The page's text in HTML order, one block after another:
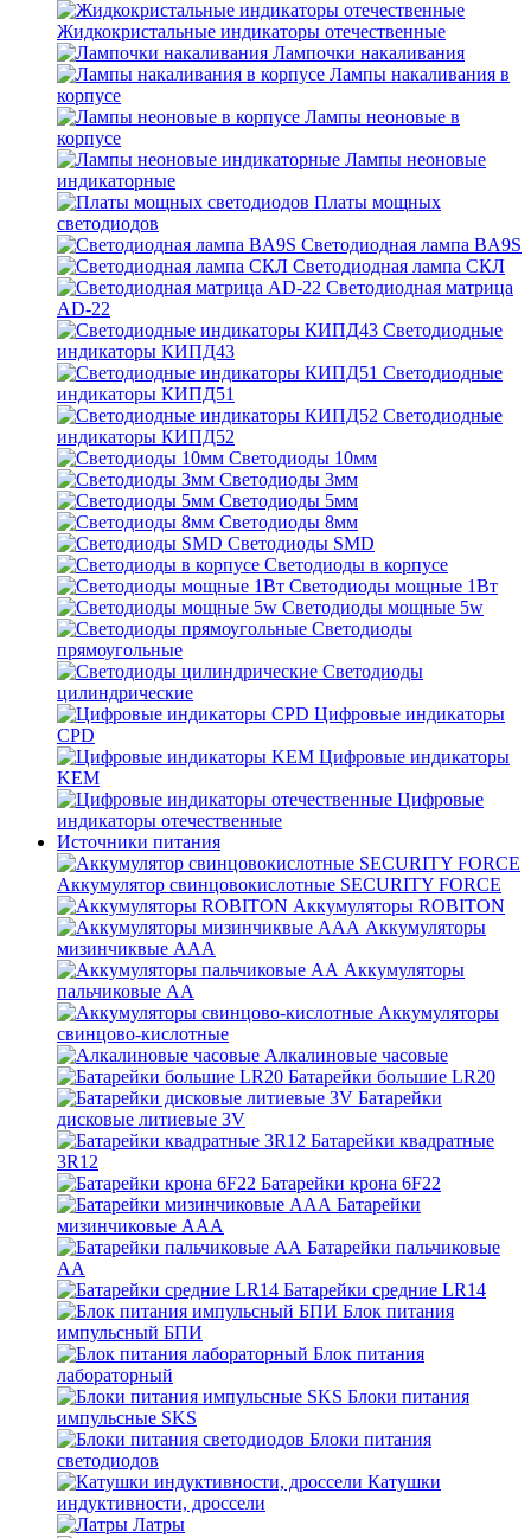
Жидкокристальные индикаторы отечественные
Лампочки накаливания
Лампы накаливания в
корпусе
Лампы неоновые в
корпусе
Лампы неоновые
индикаторные
Платы мощных
светодиодов
Светодиодная лампа BA9S
Светодиодная лампа СКЛ
Светодиодная матрица
AD-22
Светодиодные
индикаторы КИПД43
Светодиодные
индикаторы КИПД51
Светодиодные
индикаторы КИПД52
Светодиоды 10мм
Светодиоды 3мм
Светодиоды 5мм
Светодиоды 8мм
Светодиоды SMD
Светодиоды в корпусе
Светодиоды мощные 1Вт
Светодиоды мощные 5w
Светодиоды
прямоугольные
Светодиоды
цилиндрические
Цифровые индикаторы
CPD
Цифровые индикаторы
KEM
Цифровые
индикаторы отечественные
Источники питания
Аккумулятор свинцовокислотные SECURITY FORCE
Аккумуляторы ROBITON
Аккумуляторы
мизинчиквые ААА
Аккумуляторы
пальчиковые АА
Аккумуляторы
свинцово-кислотные
Алкалиновые часовые
Батарейки большие LR20
Батарейки
дисковые литиевые 3V
Батарейки квадратные
3R12
Батарейки крона 6F22
Батарейки
мизинчиковые ААА
Батарейки пальчиковые
АА
Батарейки средние LR14
Блок питания
импульсный БПИ
Блок питания
лабораторный
Блоки питания
импульсные SKS
Блоки питания
светодиодов
Катушки
индуктивности, дроссели
Латры